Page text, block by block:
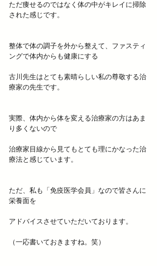
ただ痩せるのではなく体の中がキレイに掃除
された感じです。
整体で体の調子を外から整えて、ファスティ
ングで体内からも健康にする
古川先生はとても素晴らしい私の尊敬する治
療家の先生です。
実際、体内から体を変える治療家の方はあま
り多くないので
治療家目線から見てもとても理にかなった治
療法と感じています。
ただ、私も「免疫医学会員」なので皆さんに
栄養面を
アドバイスさせていただいております。
（一応書いておきますね。笑）